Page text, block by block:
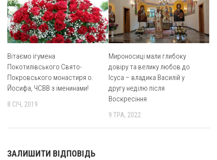
Вітаємо ігумена
Покотилівського Свято-
Покровського монастиря о.
Йосифа, ЧСВВ з іменинами!
8 СІЧ, 2019
Мироносиці мали глибоку
довіру та велику любов до
Ісуса – владика Василій у
другу неділю після
Воскресіння
9 ТРА, 2022
ЗАЛИШИТИ ВІДПОВІДЬ